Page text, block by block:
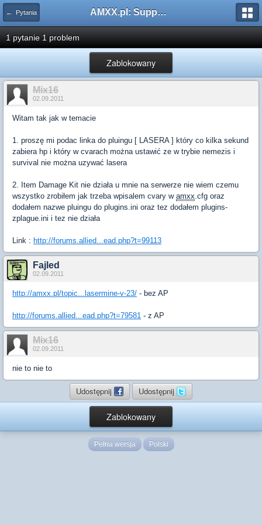
← Pytania AMXX.pl: Support AMX Mod X i SourceMod
1 pytanie 1 problem
Zablokowany
Mix16
02.09.2011
Witam tak jak w temacie
1. proszę mi podac linka do pluingu [ LASERA ] który co kilka sekund
zabiera hp i który w cvarach można ustawić ze w trybie nemezis i
survival nie można uzywać lasera
2. Item Damage Kit nie działa u mnie na serwerze nie wiem czemu
wszystko zrobiłem jak trzeba wpisalem cvary w amxx.cfg oraz
dodałem nazwe pluingu do plugins.ini oraz tez dodałem plugins-
zplague.ini i tez nie działa
Link : http://forums.allied...ead.php?t=99113
Fajled
02.09.2011
http://amxx.pl/topic...lasermine-v-23/ - bez AP
http://forums.allied...ead.php?t=79581 - z AP
Mix16
02.09.2011
nie to nie to
Udostępnij Udostępnij
Zablokowany
Pełna wersja Polski